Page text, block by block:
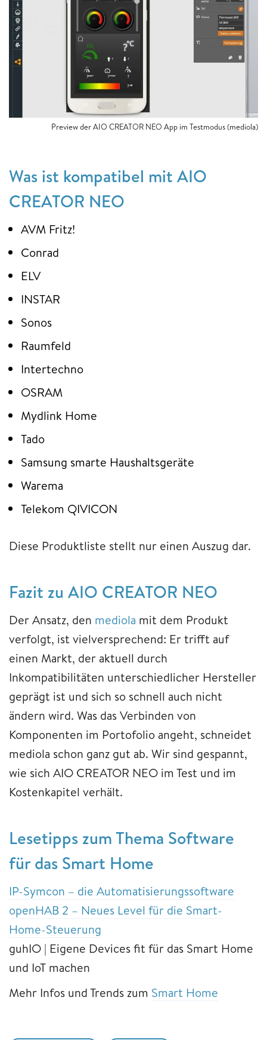
Preview der AIO CREATOR NEO App im Testmodus (mediola)
Was ist kompatibel mit AIO
CREATOR NEO
AVM Fritz!
Conrad
ELV
INSTAR
Sonos
Raumfeld
Intertechno
OSRAM
Mydlink Home
Tado
Samsung smarte Haushaltsgeräte
Warema
Telekom QIVICON
Diese Produktliste stellt nur einen Auszug dar.
Fazit zu AIO CREATOR NEO
Der Ansatz, den mediola mit dem Produkt
verfolgt, ist vielversprechend: Er trifft auf
einen Markt, der aktuell durch
Inkompatibilitäten unterschiedlicher Hersteller
geprägt ist und sich so schnell auch nicht
ändern wird. Was das Verbinden von
Komponenten im Portofolio angeht, schneidet
mediola schon ganz gut ab. Wir sind gespannt,
wie sich AIO CREATOR NEO im Test und im
Kostenkapitel verhält.
Lesetipps zum Thema Software
für das Smart Home
IP-Symcon – die Automatisierungssoftware
openHAB 2 – Neues Level für die Smart-
Home-Steuerung
guhIO | Eigene Devices fit für das Smart Home
und IoT machen
Mehr Infos und Trends zum Smart Home